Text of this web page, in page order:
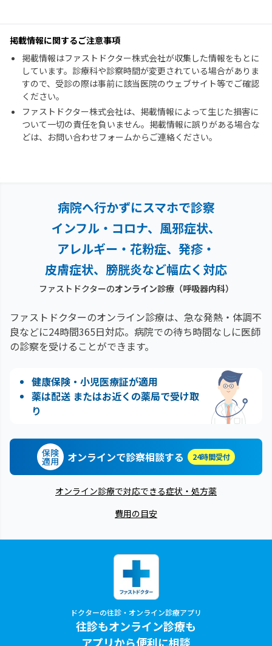
掲載情報に関するご注意事項
掲載情報はファストドクター株式会社が収集した情報をもとに
しています。診療科や診察時間が変更されている場合がありま
すので、受診の際は事前に該当医院のウェブサイト等でご確認
ください。
ファストドクター株式会社は、掲載情報によって生じた損害に
ついて一切の責任を負いません。掲載情報に誤りがある場合な
どは、お問い合わせフォームからご連絡ください。
病院へ行かずにスマホで診察
インフル・コロナ、風邪症状、
アレルギー・花粉症、 発疹・
皮膚症状、膀胱炎など幅広く対応
ファストドクターのオンライン診療（呼吸器内科）
ファストドクターのオンライン診療は、急な発熱・体調不
良などに24時間365日対応。 病院での待ち時間なしに医師
の診察を受けることができます。
健康保険・小児医療証が適用
薬は配送 またはお近くの薬局で受け取
り
保険
適用 オンラインで診察相談する 24時間受付
オンライン診療で対応できる症状・処方薬
費用の目安
ドクターの往診・オンライン診療アプリ
往診もオンライン診療も
アプリから便利に相談